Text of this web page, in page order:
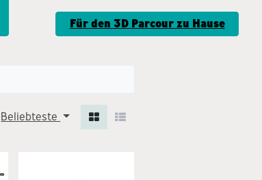
Für den 3D Parcour zu Hause
Beliebteste